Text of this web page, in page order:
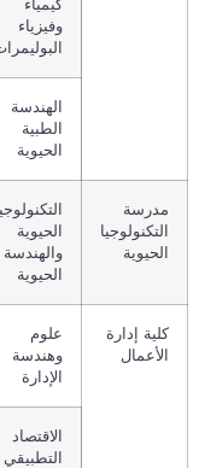
كيمياء
وفيزياء
البوليمرات
الهندسة
الطبية
الحيوية
مدرسة
التكنولوجيا
الحيوية
التكنولوجيا
الحيوية
والهندسة
الحيوية
كلية إدارة
الأعمال
علوم
وهندسة
الإدارة
الاقتصاد
التطبيقي